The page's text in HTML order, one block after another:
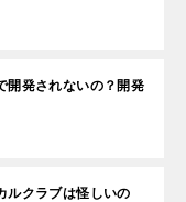
開発されないの？開発
ルクラブは怪しいの